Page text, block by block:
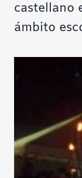
castellano
ámbito